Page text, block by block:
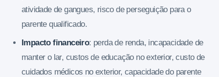
atividade de gangues, risco de perseguição para o
parente qualificado.
Impacto financeiro: perda de renda, incapacidade de
manter o lar, custos de educação no exterior, custo de
cuidados médicos no exterior, capacidade do parente